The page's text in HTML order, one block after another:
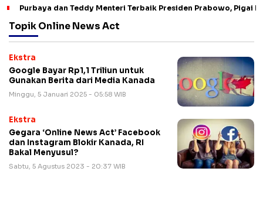
Purbaya dan Teddy Menteri Terbaik Presiden Prabowo, Pigai
Topik Online News Act
Ekstra
Google Bayar Rp1,1 Triliun untuk
Gunakan Berita dari Media Kanada
Minggu, 5 Januari 2025 - 05:58 WIB
Ekstra
Gegara ‘Online News Act’ Facebook
dan Instagram Blokir Kanada, RI
Bakal Menyusul?
Sabtu, 5 Agustus 2023 - 20:37 WIB